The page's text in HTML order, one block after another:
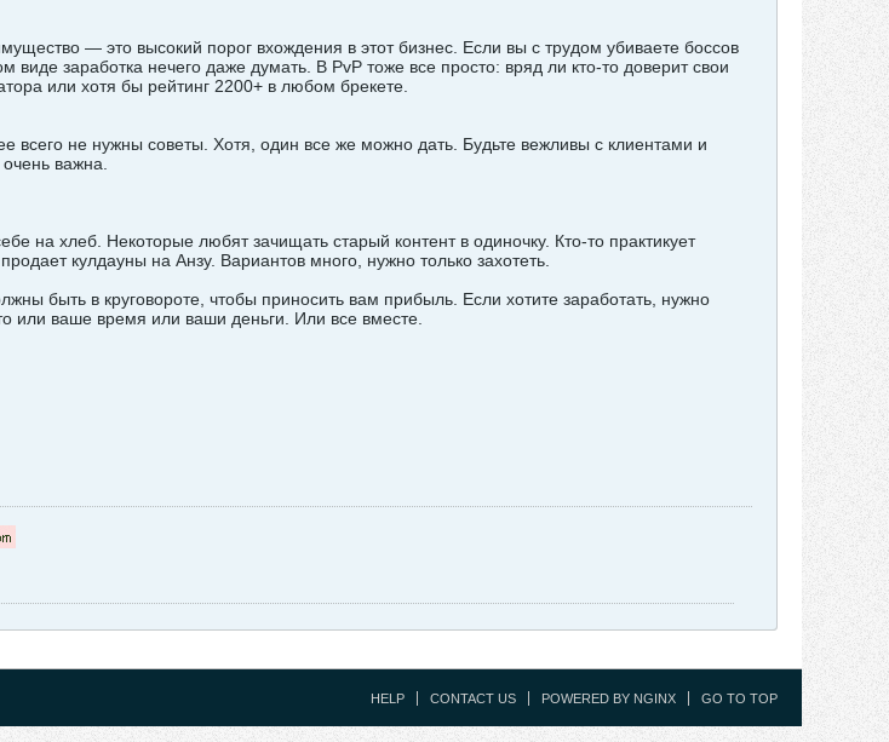
— это высокий порог вхождения в этот бизнес. Если вы с трудом убиваете боссов
виде заработка нечего даже думать. В PvP тоже все просто: вряд ли кто-то доверит свои
или хотя бы рейтинг 2200+ в любом брекете.
всего не нужны советы. Хотя, один все же можно дать. Будьте вежливы с клиентами и
важна.
на хлеб. Некоторые любят зачищать старый контент в одиночку. Кто-то практикует
кулдауны на Анзу. Вариантов много, нужно только захотеть.
быть в круговороте, чтобы приносить вам прибыль. Если хотите заработать, нужно
или ваше время или ваши деньги. Или все вместе.
HELP CONTACT US POWERED BY NGINX GO TO TOP